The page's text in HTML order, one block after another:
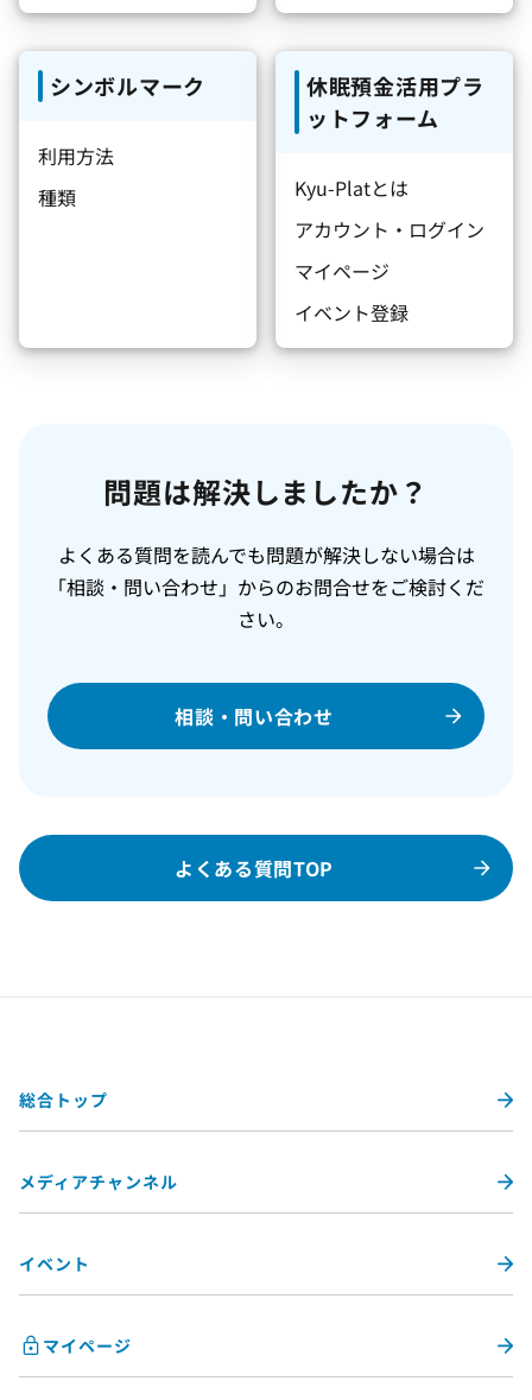
シンボルマーク
利用方法
種類
休眠預金活用プラ
ットフォーム
Kyu-Platとは
アカウント・ログイン
マイページ
イベント登録
問題は解決しましたか？
よくある質問を読んでも問題が解決しない場合は
「相談・問い合わせ」からのお問合せをご検討くだ
さい。
相談・問い合わせ
よくある質問TOP
総合トップ
メディアチャンネル
イベント
マイページ